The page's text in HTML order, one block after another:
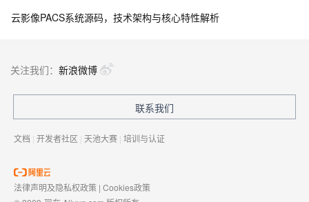
云影像PACS系统源码，技术架构与核心特性解析
关注我们： 新浪微博
联系我们
文档 | 开发者社区 | 天池大赛 | 培训与认证
法律声明及隐私权政策 | Cookies政策